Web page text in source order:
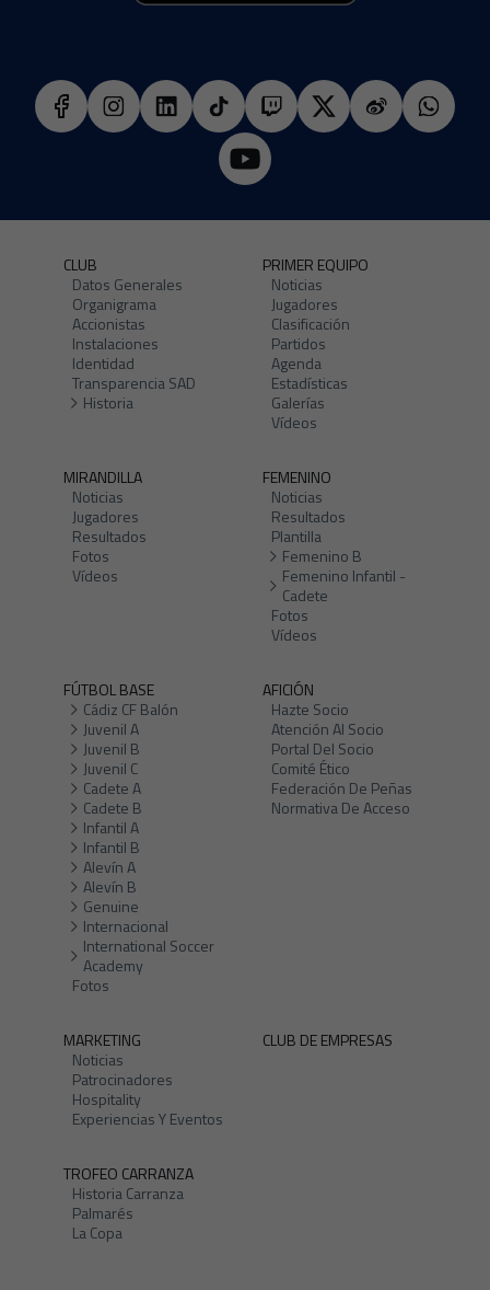
CLUB
Datos Generales
Organigrama
Accionistas
Instalaciones
Identidad
Transparencia SAD
Historia
PRIMER EQUIPO
Noticias
Jugadores
Clasificación
Partidos
Agenda
Estadísticas
Galerías
Vídeos
MIRANDILLA
Noticias
Jugadores
Resultados
Fotos
Vídeos
FEMENINO
Noticias
Resultados
Plantilla
Femenino B
Femenino Infantil -
Cadete
Fotos
Vídeos
FÚTBOL BASE
Cádiz CF Balón
Juvenil A
Juvenil B
Juvenil C
Cadete A
Cadete B
Infantil A
Infantil B
Alevín A
Alevín B
Genuine
Internacional
International Soccer
Academy
Fotos
AFICIÓN
Hazte Socio
Atención Al Socio
Portal Del Socio
Comité Ético
Federación De Peñas
Normativa De Acceso
MARKETING
Noticias
Patrocinadores
Hospitality
Experiencias Y Eventos
CLUB DE EMPRESAS
TROFEO CARRANZA
Historia Carranza
Palmarés
La Copa